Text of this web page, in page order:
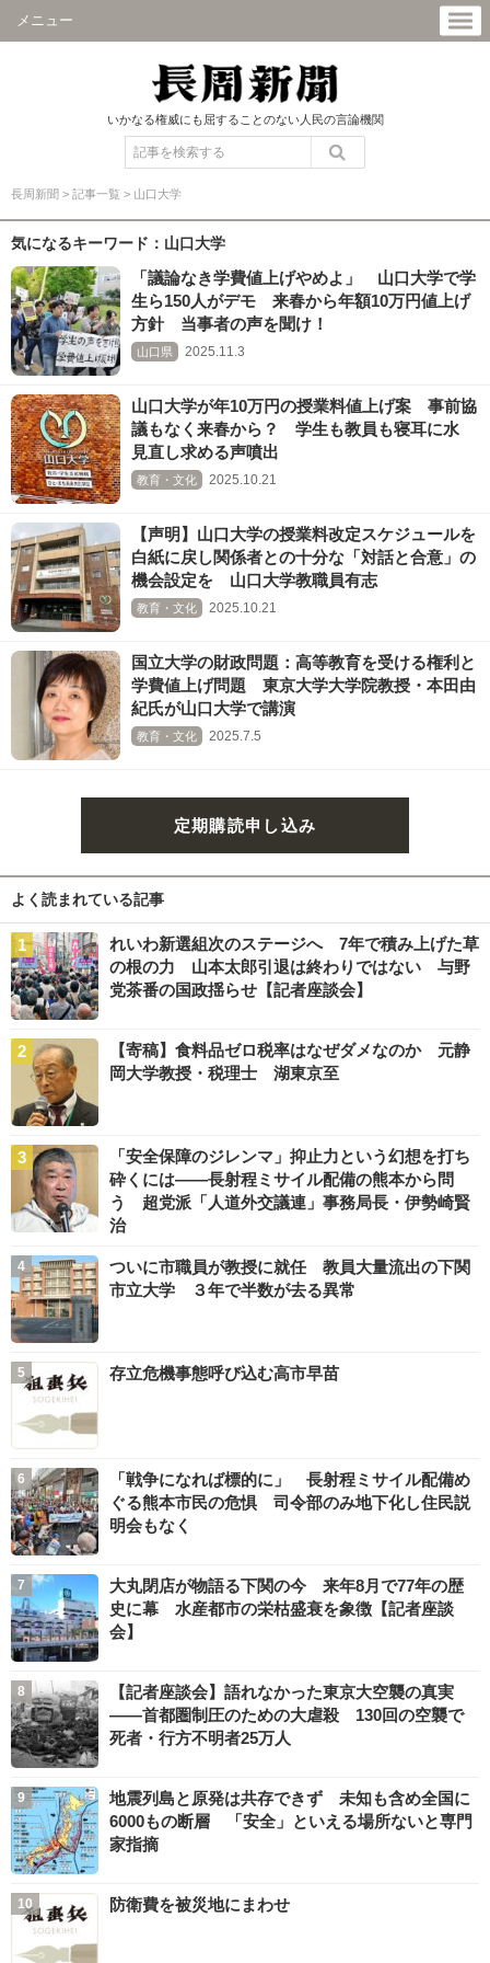
メニュー
いかなる権威にも屈することのない人民の言論機関
長周新聞 > 記事一覧 > 山口大学
気になるキーワード：山口大学
「議論なき学費値上げやめよ」 山口大学で学
生ら150人がデモ 来春から年額10万円値上げ
方針 当事者の声を聞け！
山口県 2025.11.3
山口大学が年10万円の授業料値上げ案 事前協
議もなく来春から？ 学生も教員も寝耳に水
見直し求める声噴出
教育・文化 2025.10.21
【声明】山口大学の授業料改定スケジュールを
白紙に戻し関係者との十分な「対話と合意」の
機会設定を 山口大学教職員有志
教育・文化 2025.10.21
国立大学の財政問題：高等教育を受ける権利と
学費値上げ問題 東京大学大学院教授・本田由
紀氏が山口大学で講演
教育・文化 2025.7.5
定期購読申し込み
よく読まれている記事
れいわ新選組次のステージへ 7年で積み上げた草
の根の力 山本太郎引退は終わりではない 与野
党茶番の国政揺らせ【記者座談会】
【寄稿】食料品ゼロ税率はなぜダメなのか 元静
岡大学教授・税理士 湖東京至
「安全保障のジレンマ」抑止力という幻想を打ち
砕くには――長射程ミサイル配備の熊本から問
う 超党派「人道外交議連」事務局長・伊勢崎賢
治
ついに市職員が教授に就任 教員大量流出の下関
市立大学 ３年で半数が去る異常
存立危機事態呼び込む高市早苗
「戦争になれば標的に」 長射程ミサイル配備め
ぐる熊本市民の危惧 司令部のみ地下化し住民説
明会もなく
大丸閉店が物語る下関の今 来年8月で77年の歴
史に幕 水産都市の栄枯盛衰を象徴【記者座談
会】
【記者座談会】語れなかった東京大空襲の真実
――首都圏制圧のための大虐殺 130回の空襲で
死者・行方不明者25万人
地震列島と原発は共存できず 未知も含め全国に
6000もの断層 「安全」といえる場所ないと専門
家指摘
防衛費を被災地にまわせ